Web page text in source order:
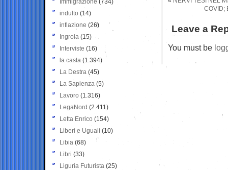
COVID;
Leave a
You must be
Immigrazione (734)
indulto (14)
inflazione (26)
Ingroia (15)
Interviste (16)
la casta (1.394)
La Destra (45)
La Sapienza (5)
Lavoro (1.316)
LegaNord (2.411)
Letta Enrico (154)
Liberi e Uguali (10)
Libia (68)
Libri (33)
Liguria Futurista (25)